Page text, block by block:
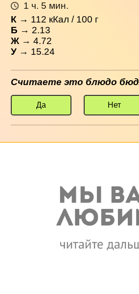
1 ч. 5 мин.
К → 112 кКал / 100 г
Б → 2.13
Ж → 4.72
У → 15.24
Считаете это блюдо
Да Нет